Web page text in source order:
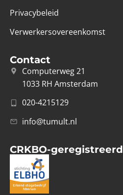
Privacybeleid
Verwerkersovereenkomst
Contact
Computerweg 21
1033 RH Amsterdam
020-4215129
info@tumult.nl
CRKBO-geregistreerd